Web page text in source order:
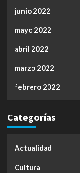
junio 2022
mayo 2022
abril 2022
marzo 2022
febrero 2022
Categorías
Actualidad
Cultura